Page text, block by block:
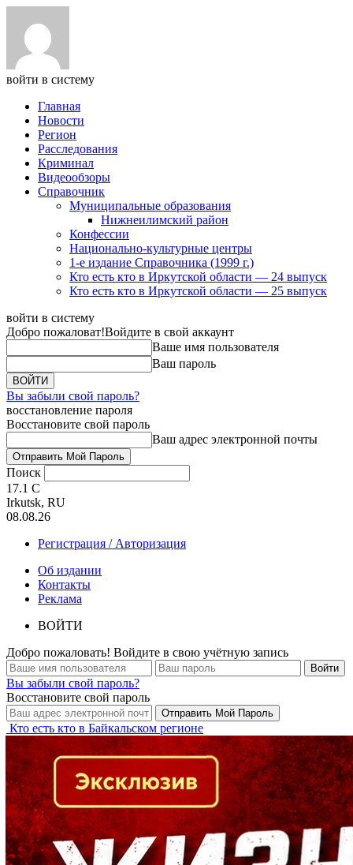
войти в систему
Главная
Новости
Регион
Расследования
Криминал
Видеообзоры
Справочник
Муниципальные образования
Нижнеилимский район
Конфессии
Национально-культурные центры
1-е издание Справочника (1999 г.)
Кто есть кто в Иркутской области — 24 выпуск
Кто есть кто в Иркутской области — 25 выпуск
войти в систему
Добро пожаловат!Войдите в свой аккаунт
Ваше имя пользователя
Ваш пароль
Вы забыли свой пароль?
восстановление пароля
Восстановите свой пароль
Ваш адрес электронной почты
Поиск
17.1 C
Irkutsk, RU
08.08.26
Регистрация / Авторизация
Об издании
Контакты
Реклама
ВОЙТИ
Добро пожаловать! Войдите в свою учётную запись
Вы забыли свой пароль?
Восстановите свой пароль
Кто есть кто в Байкальском регионе